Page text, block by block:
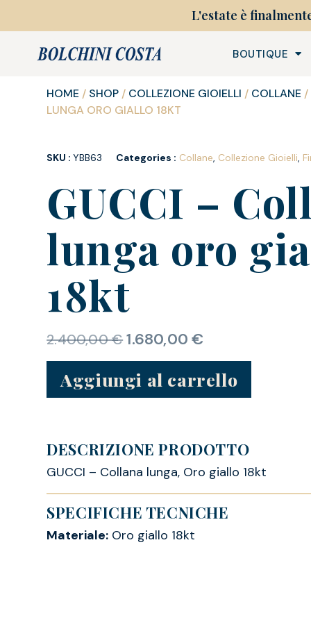
L'estate è
BOUTIQUE
HOME / SHOP / COLLEZIONE GIOIELLI / COLLANE /
LUNGA ORO GIALLO 18KT
SKU :YBB63 Categories : Collane, Collezione Gioielli,
GUCCI –
lunga oro
18kt
2.400,00€ 1.680,00€
Aggiungi al carrello
DESCRIZIONE PRODOTTO
GUCCI – Collana lunga, Oro giallo 18kt
SPECIFICHE TECNICHE
Materiale: Oro giallo 18kt